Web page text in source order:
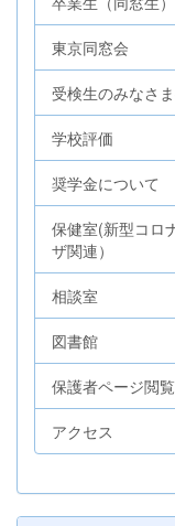
東京同窓会
受検生のみなさ
学校評価
奨学金について
保健室(新型コロ
ザ関連）
相談室
図書館
保護者ページ閲
アクセス